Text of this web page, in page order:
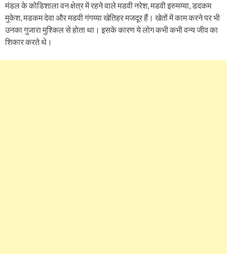
मंडल के कोडिशाला वन क्षेत्र में रहने वाले मडवी नरेश, मडवी इरुमय्या, डदकम
मुकेश, मडकम देवा और मडवी गंगय्या खेतिहर मजदूर हैं। खेतों में काम करने पर भी
उनका गुजारा मुश्किल से होता था। इसके कारण ये लोग कभी कभी वन्य जीव का
शिकार करते थे।